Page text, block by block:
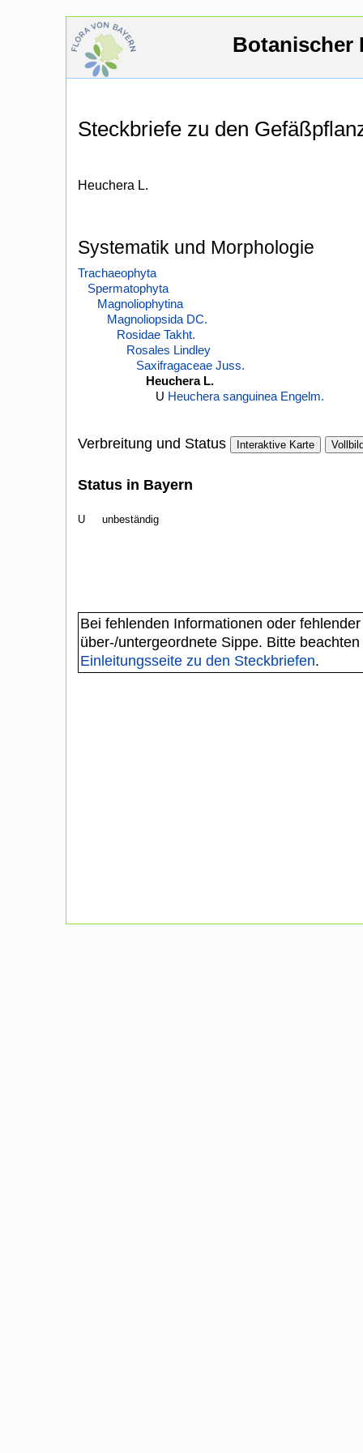
Botanischer
Steckbriefe zu den
Heuchera L.
Systematik und Morphologie
Trachaeophyta
Spermatophyta
Magnoliophytina
Magnoliopsida DC.
Rosidae Takht.
Rosales Lindley
Saxifragaceae Juss.
Heuchera L.
U Heuchera sanguinea Engelm.
Verbreitung und Status Interaktive Karte
Status in Bayern
U unbeständig
Bei fehlenden Informationen oder
über-/untergeordnete Sippe. Bitte
Einleitungsseite zu den Steckbriefen.